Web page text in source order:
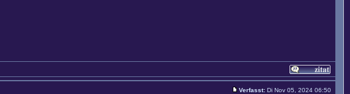
Verfasst: Di Nov 05, 2024 06:50